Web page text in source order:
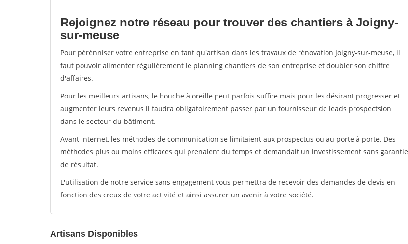
Rejoignez notre réseau pour trouver des chantiers à Joigny-
sur-meuse
Pour pérénniser votre entreprise en tant qu'artisan dans les travaux de rénovation Joigny-sur-meuse, il
faut pouvoir alimenter régulièrement le planning chantiers de son entreprise et doubler son chiffre
d'affaires.
Pour les meilleurs artisans, le bouche à oreille peut parfois suffire mais pour les désirant progresser et
augmenter leurs revenus il faudra obligatoirement passer par un fournisseur de leads prospectsion
dans le secteur du bâtiment.
Avant internet, les méthodes de communication se limitaient aux prospectus ou au porte à porte. Des
méthodes plus ou moins efficaces qui prenaient du temps et demandait un investissement sans garantie
de résultat.
L'utilisation de notre service sans engagement vous permettra de recevoir des demandes de devis en
fonction des creux de votre activité et ainsi assurer un avenir à votre société.
Artisans Disponibles